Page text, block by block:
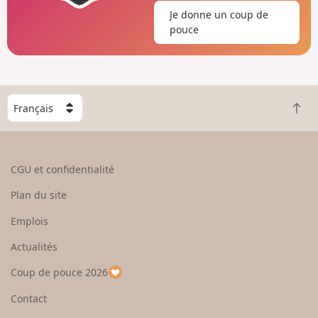
Je donne un coup de
pouce
C
h
o
e
u
p
a
R
e
CGU et confidentialité
Plan du site
Emplois
Actualités
Coup de pouce 2026
Contact